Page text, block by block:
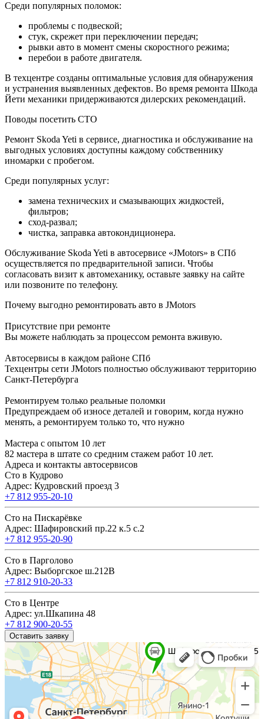
Среди популярных поломок:
проблемы с подвеской;
стук, скрежет при переключении передач;
рывки авто в момент смены скоростного режима;
перебои в работе двигателя.
В техцентре созданы оптимальные условия для обнаружения
и устранения выявленных дефектов. Во время ремонта Шкода
Йети механики придерживаются дилерских рекомендаций.
Поводы посетить СТО
Ремонт Skoda Yeti в сервисе, диагностика и обслуживание на
выгодных условиях доступны каждому собственнику
иномарки с пробегом.
Среди популярных услуг:
замена технических и смазывающих жидкостей,
фильтров;
сход-развал;
чистка, заправка автокондиционера.
Обслуживание Skoda Yeti в автосервисе «JMotors» в СПб
осуществляется по предварительной записи. Чтобы
согласовать визит к автомеханику, оставьте заявку на сайте
или позвоните по телефону.
Почему выгодно ремонтировать авто в JMotors
Присутствие при ремонте
Вы можете наблюдать за процессом ремонта вживую.
Автосервисы в каждом районе СПб
Техцентры сети JMotors полностью обслуживают территорию
Санкт-Петербурга
Ремонтируем только реальные поломки
Предупреждаем об износе деталей и говорим, когда нужно
менять, а ремонтируем только то, что нужно
Мастера с опытом 10 лет
82 мастера в штате со средним стажем работ 10 лет.
Адреса и контакты автосервисов
Сто в Кудрово
Адрес: Кудровский проезд 3
+7 812 955-20-10
Сто на Пискарёвке
Адрес: Шафировский пр.22 к.5 с.2
+7 812 955-20-90
Сто в Парголово
Адрес: Выборгское ш.212В
+7 812 910-20-33
Сто в Центре
Адрес: ул.Шкапина 48
+7 812 900-20-55
Оставить заявку